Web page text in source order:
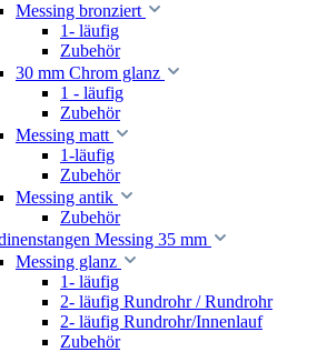
Messing bronziert
1- läufig
Zubehör
30 mm Chrom glanz
1 - läufig
Zubehör
Messing matt
1-läufig
Zubehör
Messing antik
Zubehör
Messing 35 mm
Messing glanz
1- läufig
2- läufig Rundrohr / Rundrohr
2- läufig Rundrohr/Innenlauf
Zubehör